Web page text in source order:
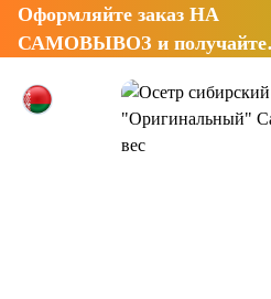
Оформляйте заказ НА
САМОВЫВОЗ и получайте